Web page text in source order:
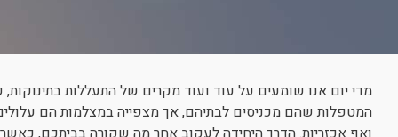
מדי יום אנו שומעים על עוד ועוד מקרים של התעללות
המטפלות שהם מכניסים לבתיהם, אך מצפייה במצלמות הם